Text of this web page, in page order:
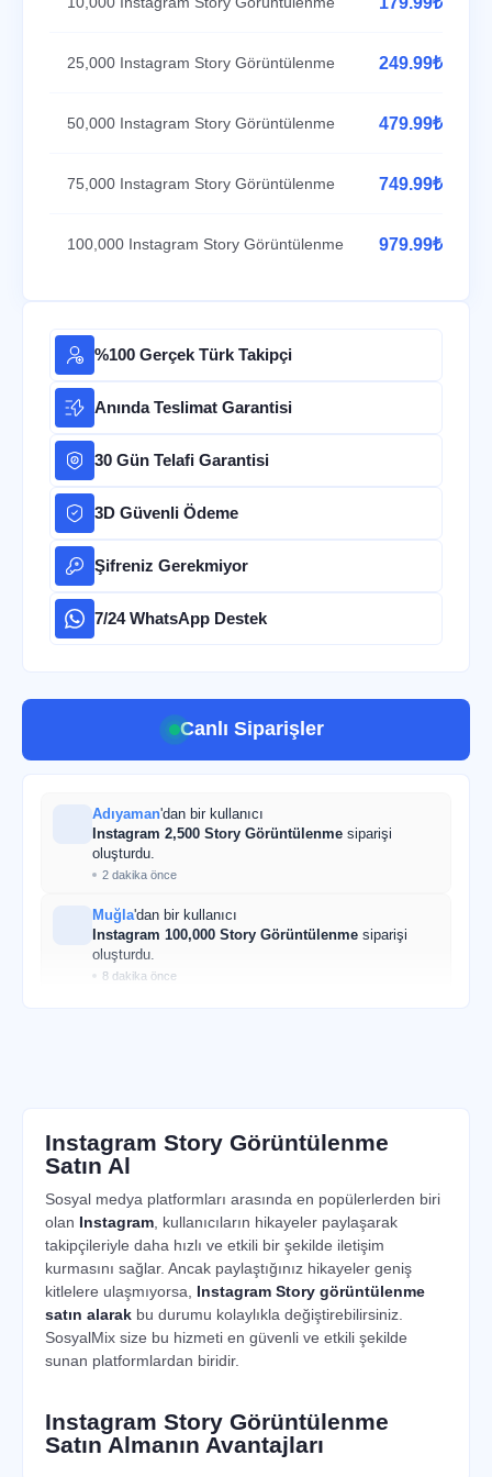
25,000 Instagram Story Görüntülenme 249.99₺
50,000 Instagram Story Görüntülenme 479.99₺
75,000 Instagram Story Görüntülenme 749.99₺
100,000 Instagram Story Görüntülenme 979.99₺
%100 Gerçek Türk Takipçi
Anında Teslimat Garantisi
30 Gün Telafi Garantisi
3D Güvenli Ödeme
Şifreniz Gerekmiyor
7/24 WhatsApp Destek
Canlı Siparişler
Adıyaman'dan bir kullanıcı
Instagram 2,500 Story Görüntülenme siparişi
oluşturdu.
2 dakika önce
Muğla'dan bir kullanıcı
Instagram 100,000 Story Görüntülenme siparişi
oluşturdu.
8 dakika önce
Instagram 7,500 Story Görüntülenmesiparişi
oluşturdu.
10 dakika önce
Kilis'ten bir kullanıcı
Instagram 2,500 Story Görüntülenmesiparişi
oluşturdu.
17 dakika önce
Tekirdağ'dan bir kullanıcı
Instagram 500 Story Görüntülenmesiparişi
oluşturdu.
Kocaeli'den bir kullanıcı
Instagram 5,000 Story Görüntülenme
Instagram Story Görüntülenme
Satın Al
Sosyal medya platformları arasında en popülerlerden biri
olan Instagram , kullanıcıların hikayeler paylaşarak
takipçileriyle daha hızlı ve etkili bir şekilde iletişim
kurmasını sağlar. Ancak paylaştığınız hikayeler geniş
kitlelere ulaşmıyorsa, Instagram Story görüntülenme
satın alarak bu durumu kolaylıkla değiştirebilirsiniz.
SosyalMix size bu hizmeti en güvenli ve etkili şekilde
sunan platformlardan biridir.
Instagram Story Görüntülenme
Satın Almanın Avantajları